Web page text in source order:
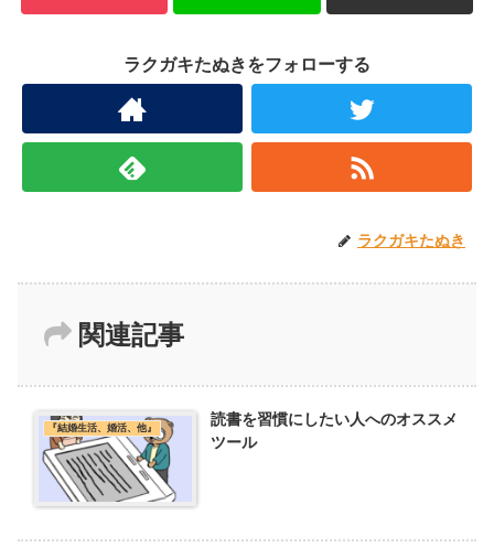
ラクガキたぬきをフォローする
ラクガキたぬき
関連記事
『結婚生活、婚活、他』
読書を習慣にしたい人へのオススメ
ツール